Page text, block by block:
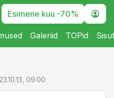
Esimene kuu -70%
Galeriid TOPid
23.10.13, 09:00